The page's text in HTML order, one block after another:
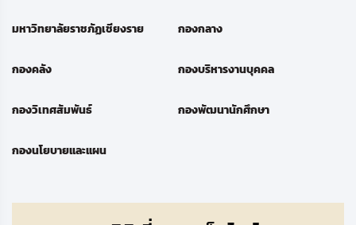
มหาวิทยาลัยราชภัฏเชียงราย กองกลาง
กองคลัง กองบริหารงานบุคคล
กองวิเทศสัมพันธ์ กองพัฒนานักศึกษา
กองนโยบายและแผน